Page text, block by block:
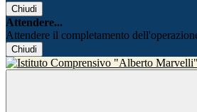
Chiudi
Attendere...
Attendere il completamento
Chiudi